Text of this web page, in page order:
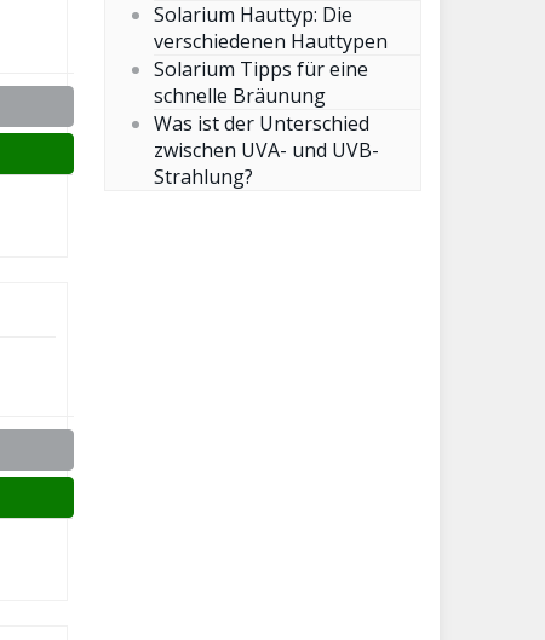
Solarium Hauttyp: Die
verschiedenen Hauttypen
Solarium Tipps für eine
schnelle Bräunung
Was ist der Unterschied
zwischen UVA- und UVB-
Strahlung?